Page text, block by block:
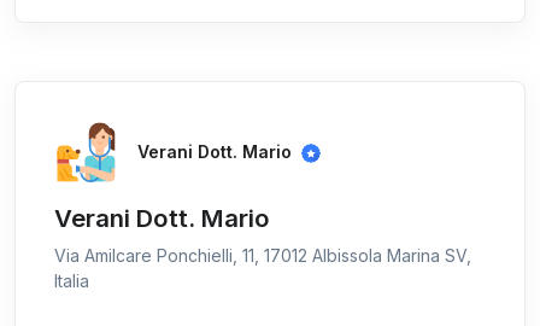
Verani Dott. Mario
Verani Dott. Mario
Via Amilcare Ponchielli, 11, 17012 Albissola Marina SV,
Italia